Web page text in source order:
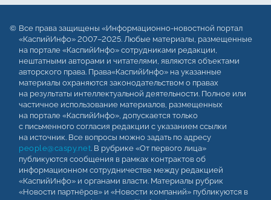
Все права защищены «Информационно-новостной портал
«КаспийИнфо» 2007–2025. Любые материалы, размещенные
на портале «КаспийИнфо» сотрудниками редакции,
нештатными авторами и читателями, являются объектами
авторского права. Права«КаспийИнфо» на указанные
материалы охраняются законодательством о правах
на результаты интеллектуальной деятельности. Полное или
частичное использование материалов, размещенных
на портале «КаспийИнфо», допускается только
с письменного согласия редакции с указанием ссылки
на источник. Все вопросы можно задать по адресу
people@caspy.net. В рубрике «От первого лица»
публикуются сообщения в рамках контрактов об
информационном сотрудничестве между редакцией
«КаспийИнфо» и органами власти. Материалы рубрик
«Новости партнёров» и «Новости компаний» публикуются в